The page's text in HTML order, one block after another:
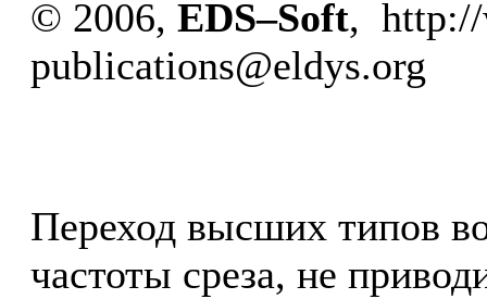
© 2006, EDS–Soft,
publications@eldys.org
Переход высших типов
частоты среза, не